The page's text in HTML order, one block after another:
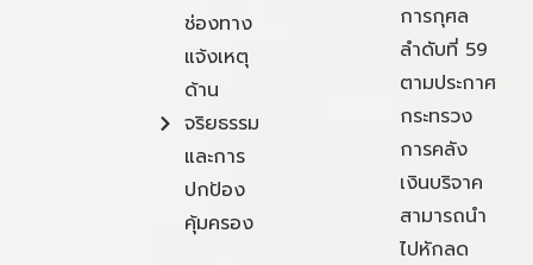
ช่องทาง
แจ้งเหตุ
ด้าน
จริยธรรม
และการ
ปกป้อง
คุ้มครอง
การกุศล
ลำดับที่ 59
ตามประกาศ
กระทรวง
การคลัง
เงินบริจาค
สามารถนำ
ไปหักลด